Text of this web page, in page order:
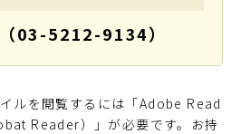
03-5212-9134）
ルを閲覧するには「Adobe Read
Reader）」が必要です。お持